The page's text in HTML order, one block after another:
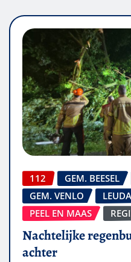
112 GEM. BEESEL
GEM. VENLO
PEEL EN MAAS
Nachtelijke
achter